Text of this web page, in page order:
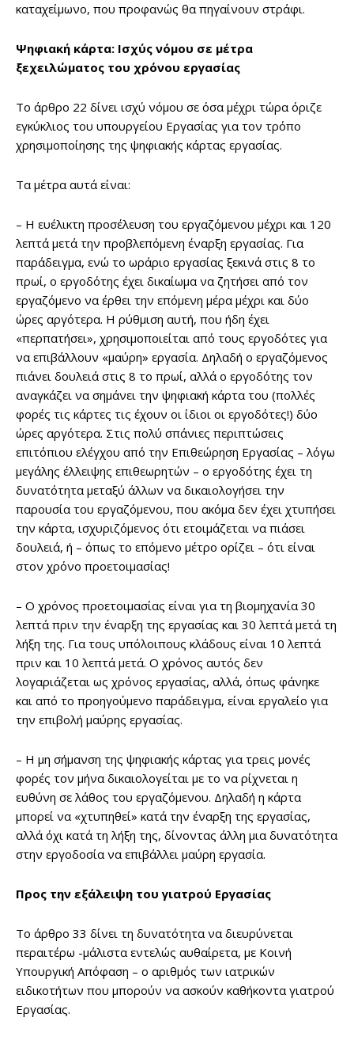
καταχείμωνο, που προφανώς θα πηγαίνουν στράφι.
Ψηφιακή κάρτα: Ισχύς νόμου σε μέτρα
ξεχειλώματος του χρόνου εργασίας
Το άρθρο 22 δίνει ισχύ νόμου σε όσα μέχρι τώρα όριζε
εγκύκλιος του υπουργείου Εργασίας για τον τρόπο
χρησιμοποίησης της ψηφιακής κάρτας εργασίας.
Τα μέτρα αυτά είναι:
– Η ευέλικτη προσέλευση του εργαζόμενου μέχρι και 120
λεπτά μετά την προβλεπόμενη έναρξη εργασίας. Για
παράδειγμα, ενώ το ωράριο εργασίας ξεκινά στις 8 το
πρωί, ο εργοδότης έχει δικαίωμα να ζητήσει από τον
εργαζόμενο να έρθει την επόμενη μέρα μέχρι και δύο
ώρες αργότερα. Η ρύθμιση αυτή, που ήδη έχει
«περπατήσει», χρησιμοποιείται από τους εργοδότες για
να επιβάλλουν «μαύρη» εργασία. Δηλαδή ο εργαζόμενος
πιάνει δουλειά στις 8 το πρωί, αλλά ο εργοδότης τον
αναγκάζει να σημάνει την ψηφιακή κάρτα του (πολλές
φορές τις κάρτες τις έχουν οι ίδιοι οι εργοδότες!) δύο
ώρες αργότερα. Στις πολύ σπάνιες περιπτώσεις
επιτόπιου ελέγχου από την Επιθεώρηση Εργασίας – λόγω
μεγάλης έλλειψης επιθεωρητών – ο εργοδότης έχει τη
δυνατότητα μεταξύ άλλων να δικαιολογήσει την
παρουσία του εργαζόμενου, που ακόμα δεν έχει χτυπήσει
την κάρτα, ισχυριζόμενος ότι ετοιμάζεται να πιάσει
δουλειά, ή – όπως το επόμενο μέτρο ορίζει – ότι είναι
στον χρόνο προετοιμασίας!
– Ο χρόνος προετοιμασίας είναι για τη βιομηχανία 30
λεπτά πριν την έναρξη της εργασίας και 30 λεπτά μετά τη
λήξη της. Για τους υπόλοιπους κλάδους είναι 10 λεπτά
πριν και 10 λεπτά μετά. Ο χρόνος αυτός δεν
λογαριάζεται ως χρόνος εργασίας, αλλά, όπως φάνηκε
και από το προηγούμενο παράδειγμα, είναι εργαλείο για
την επιβολή μαύρης εργασίας.
– Η μη σήμανση της ψηφιακής κάρτας για τρεις μονές
φορές τον μήνα δικαιολογείται με το να ρίχνεται η
ευθύνη σε λάθος του εργαζόμενου. Δηλαδή η κάρτα
μπορεί να «χτυπηθεί» κατά την έναρξη της εργασίας,
αλλά όχι κατά τη λήξη της, δίνοντας άλλη μια δυνατότητα
στην εργοδοσία να επιβάλλει μαύρη εργασία.
Προς την εξάλειψη του γιατρού Εργασίας
Το άρθρο 33 δίνει τη δυνατότητα να διευρύνεται
περαιτέρω -μάλιστα εντελώς αυθαίρετα, με Κοινή
Υπουργική Απόφαση – ο αριθμός των ιατρικών
ειδικοτήτων που μπορούν να ασκούν καθήκοντα γιατρού
Εργασίας.